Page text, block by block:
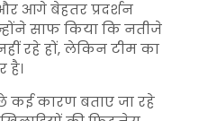
आगे बेहतर प्रदर्शन
साफ किया कि नतीजे
रहे हों, लेकिन टीम का
है।
कई कारण बताए जा रहे